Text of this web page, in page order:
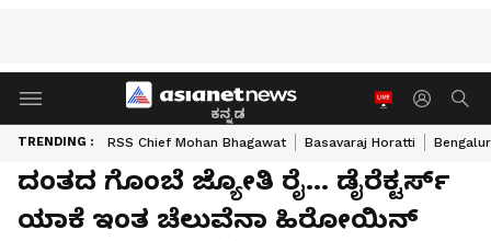
ಕನ್ನಡ
TRENDING : RSS Chief Mohan Bhagawat Basavaraj Horatti
ದಂತದ ಗೊಂಬೆ‌ ಜ್ಯೋತಿ ರೈ... ಡೈರೆಕ್ಟರ್ಸ್
ಯಾಕೆ ಇಂತ ಚೆಲುವೆನಾ ಹಿರೋಯಿನ್